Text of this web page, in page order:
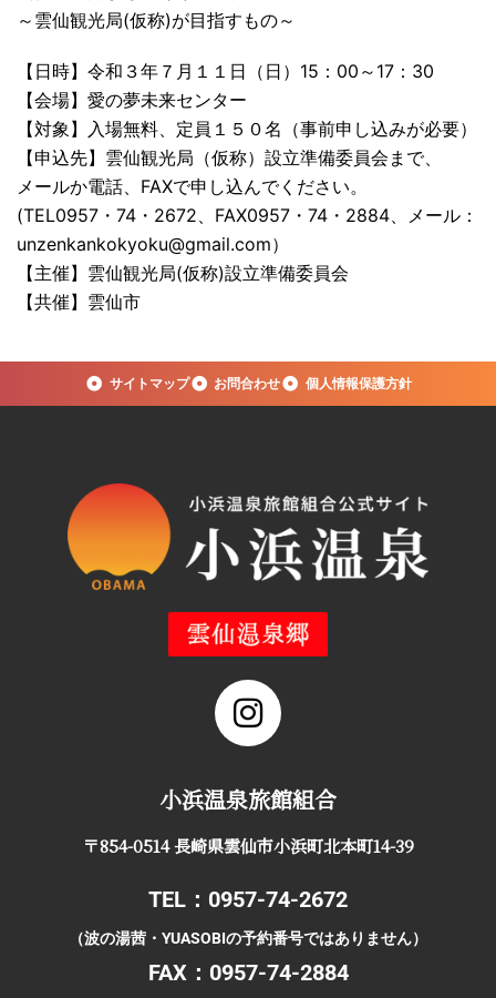
～雲仙観光局(仮称)が目指すもの～
【日時】令和３年７月１１日（日）15：00～17：30
【会場】愛の夢未来センター
【対象】入場無料、定員１５０名（事前申し込みが必要）
【申込先】雲仙観光局（仮称）設立準備委員会まで、
メールか電話、FAXで申し込んでください。
(TEL0957・74・2672、FAX0957・74・2884、メール：
unzenkankokyoku@gmail.com）
【主催】雲仙観光局(仮称)設立準備委員会
【共催】雲仙市
サイトマップ お問合わせ 個人情報保護方針
小浜温泉旅館組合
〒854-0514 長崎県雲仙市小浜町北本町14-39
TEL：0957-74-2672
（波の湯茜・YUASOBIの予約番号ではありません）
FAX：0957-74-2884